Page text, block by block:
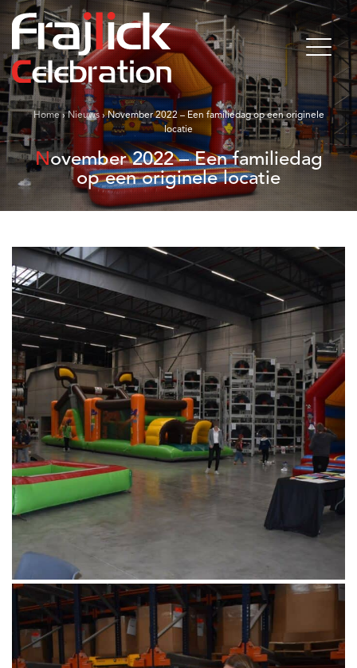
Home›Nieuws›November 2022 – Een familiedag op een originele
locatie
November 2022 – Een familiedag
op een originele locatie